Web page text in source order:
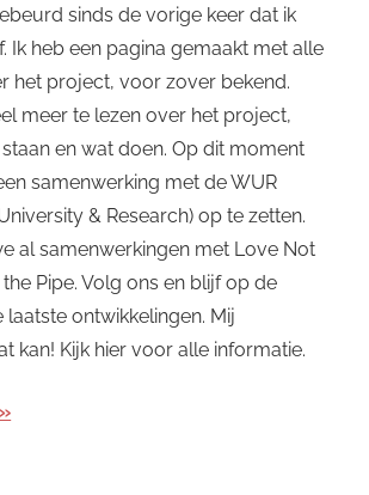
sinds de vorige keer dat ik
Ik heb een pagina gemaakt met alle
het project, voor zover bekend.
meer te lezen over het project,
en wat doen. Op dit moment
samenwerking met de WUR
& Research) op te zetten.
al samenwerkingen met Love Not
Pipe. Volg ons en blijf op de
ontwikkelingen. Mij
kan! Kijk hier voor alle informatie.